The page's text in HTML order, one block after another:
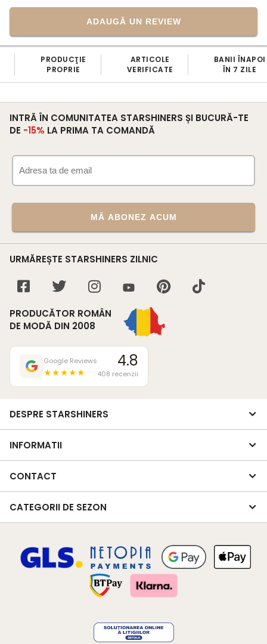
ADAUGĂ UN REVIEW
PRODUCŢIE
PROPRIE
ARTICOLE
VERIFICATE
BANII ÎNAPOI
ÎN 7 ZILE
INTRĂ ÎN COMUNITATEA STARSHINERS ȘI BUCURĂ-TE
DE -15% LA PRIMA TA COMANDĂ
MĂ ABONEZ ACUM
URMĂREȘTE STARSHINERS ZILNIC
PRODUCĂTOR ROMÂN
DE MODĂ DIN 2008
Google Reviews
★★★★★
4.8
408 recenzii
DESPRE STARSHINERS
INFORMATII
CONTACT
CATEGORII DE SEZON